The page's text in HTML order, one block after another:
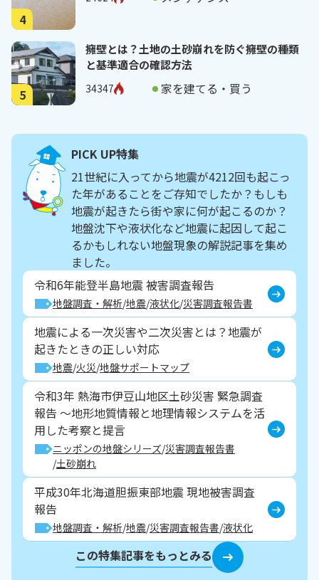
4
5
擁壁とは？土地の土砂崩れを防ぐ擁壁の種類
と基準適合の確認方法
34347 家を建てる・買う
PICK UP特集
21世紀に入ってから地震が4212回も起こっ
た年があることをご存知でしたか？もしも
地震が起きたら街や家に何が起こるのか？
地盤沈下や液状化など地震に起因して起こ
るかもしれない地盤現象の解説記事を集め
ました。
令和6年能登半島地震 被害調査報告
地盤調査・解析 地震 液状化 災害調査報告書
地震による一次災害や二次災害とは？地震が
起きたときの正しい対応
地震 火災 地盤サポートマップ
令和3年 熱海市伊豆山地区土砂災害 緊急調査
報告 ～地形地質情報と地理情報システムを活
用した考察と提言
ニッポンの地盤シリーズ 災害調査報告書
土砂崩れ
平成30年北海道胆振東部地震 現地被害調査
報告
地盤調査・解析 地震 災害調査報告書 液状化
この特集記事をもっとみる